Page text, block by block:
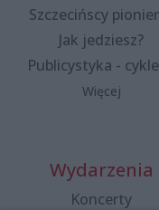
Szczecińscy
Jak jedziesz?
Publicystyka - cykle
Więcej
Wydarzenia
Koncerty